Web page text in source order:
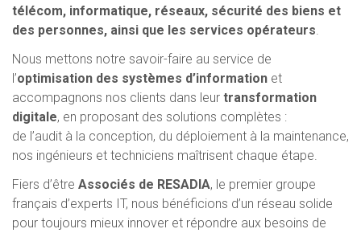
télécom, informatique, réseaux, sécurité des biens et
des personnes, ainsi que les services opérateurs
Nous mettons notre savoir-faire au service de
l’optimisation des systèmes d’information et
accompagnons nos clients dans leur transformation
digitale, en proposant des solutions complètes :
de l’audit à la conception, du déploiement à la maintenance,
nos ingénieurs et techniciens maîtrisent chaque étape.
Fiers d’être Associés de RESADIA, le premier groupe
français d’experts IT, nous bénéficions d’un réseau solide
pour toujours mieux innover et répondre aux besoins de